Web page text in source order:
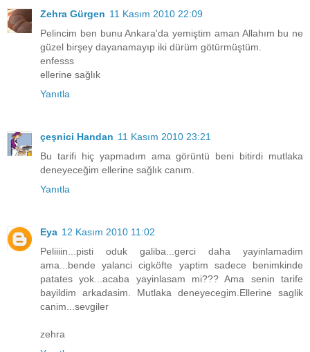
Zehra Gürgen 11 Kasım 2010 22:09
Pelincim ben bunu Ankara'da yemiştim aman Allahım bu ne
güzel birşey dayanamayıp iki dürüm götürmüştüm.
enfesss
ellerine sağlık
Yanıtla
çeşnici Handan 11 Kasım 2010 23:21
Bu tarifi hiç yapmadım ama görüntü beni bitirdi mutlaka
deneyeceğim ellerine sağlık canım.
Yanıtla
Eya 12 Kasım 2010 11:02
Peliiiin...pisti oduk galiba...gerci daha yayinlamadim
ama...bende yalanci cigköfte yaptim sadece benimkinde
patates yok...acaba yayinlasam mi??? Ama senin tarife
bayildim arkadasim. Mutlaka deneyecegim.Ellerine saglik
canim...sevgiler
zehra